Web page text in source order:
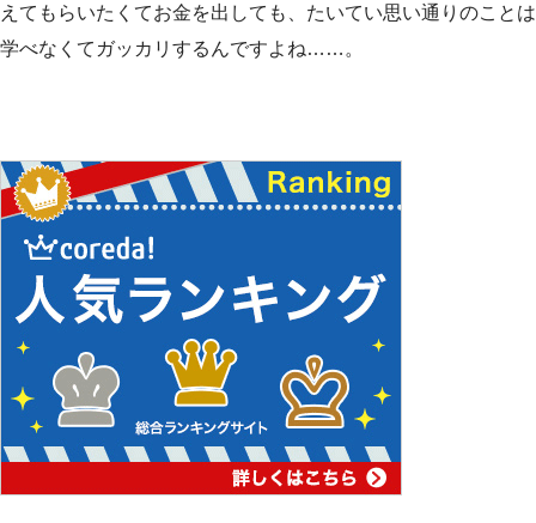
えてもらいたくてお金を出しても、たいてい思い通りのことは
学べなくてガッカリするんですよね……。